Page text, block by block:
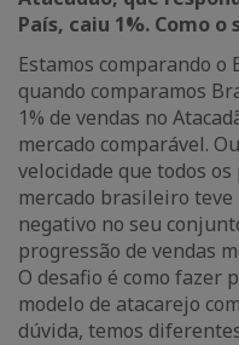
País, caiu 1%. Como o
Estamos comparando o
quando comparamos
1% de vendas no
mercado comparável.
velocidade que todos
mercado brasileiro
negativo no seu
progressão de vendas
O desafio é como fazer
modelo de atacarejo
dúvida, temos